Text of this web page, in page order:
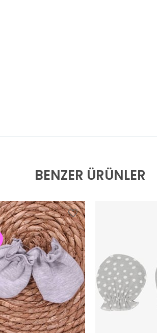
BENZER ÜRÜNLER